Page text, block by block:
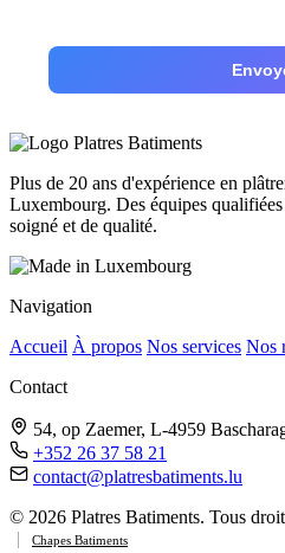
Plus de 20 ans d'expérience en
Luxembourg. Des équipes
soigné et de qualité.
Navigation
Accueil À propos Nos services Nos
Contact
54, op Zaemer, L-4959
+352 26 37 58 21
contact@platresbatiments.lu
© 2026 Platres Batiments. Tous
|
Chapes Batiments